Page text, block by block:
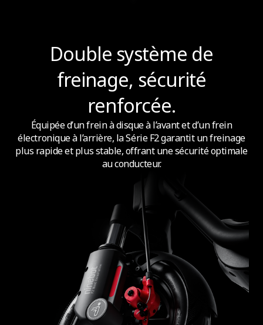
Double système de
freinage, sécurité
renforcée.
Équipée d’un frein à disque à l’avant et d’un frein
électronique à l’arrière, la Série F2 garantit un freinage
plus rapide et plus stable, offrant une sécurité optimale
au conducteur.